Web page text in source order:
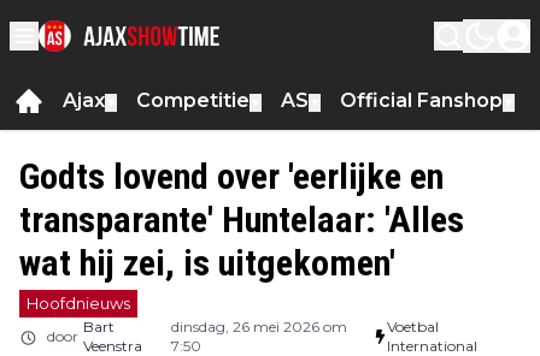
Ajax Competitie AS Official Fanshop
Godts lovend over 'eerlijke en
transparante' Huntelaar: 'Alles
wat hij zei, is uitgekomen'
Hoofdnieuws
door
Bart
Veenstra
dinsdag, 26 mei 2026 om
7:50
Voetbal
International